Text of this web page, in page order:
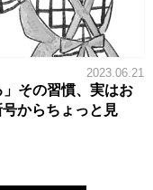
2023.06.21
」その習慣、実はお
からちょっと見